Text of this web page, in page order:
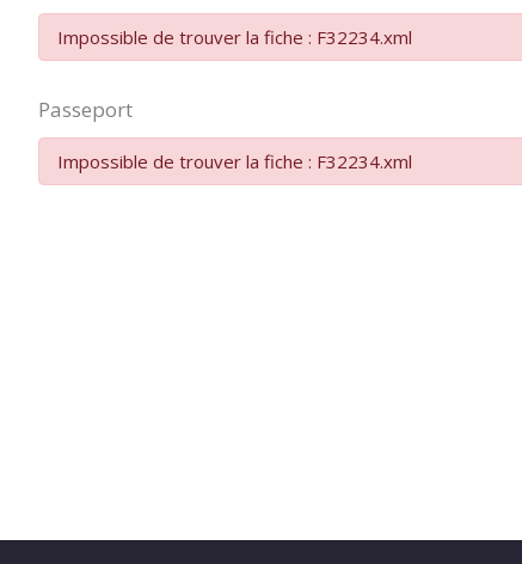
Impossible de trouver la fiche : F32234.xml
Passeport
Impossible de trouver la fiche : F32234.xml